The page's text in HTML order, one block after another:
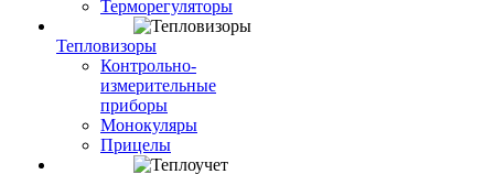
Терморегуляторы
Тепловизоры
Контрольно-
измерительные
приборы
Монокуляры
Прицелы